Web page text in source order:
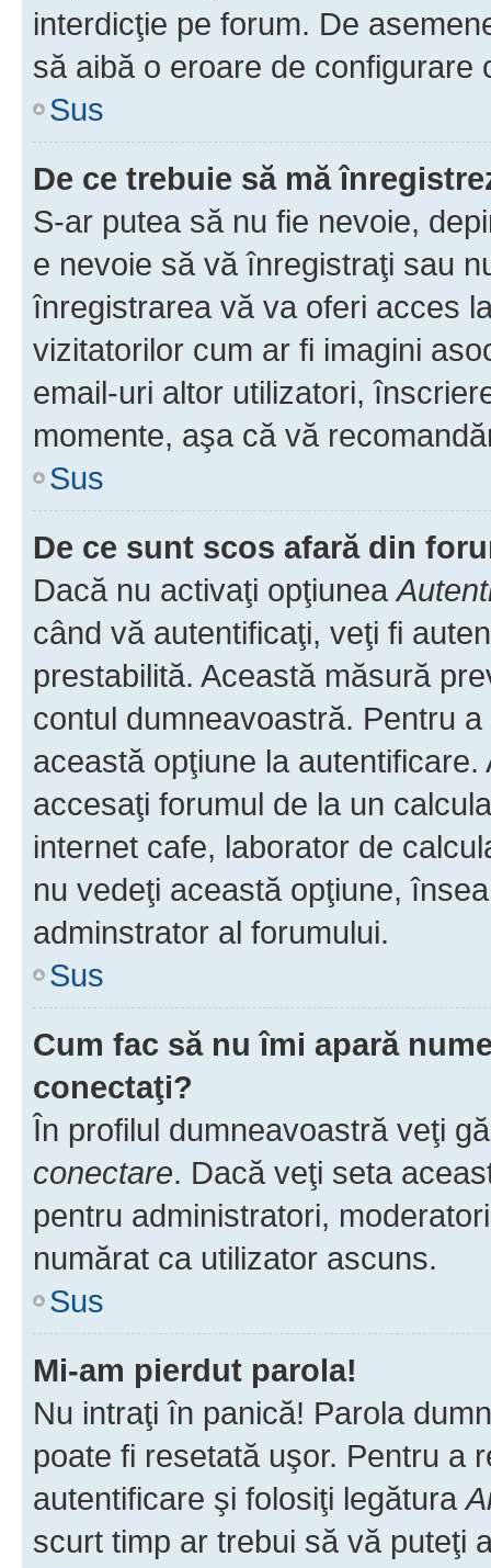
interdicţie pe forum. De
să aibă o eroare de configurare
Sus
De ce trebuie să mă
S-ar putea să nu fie nevoie,
e nevoie să vă înregistraţi sau
înregistrarea vă va oferi acces
vizitatorilor cum ar fi imagini
email-uri altor utilizatori,
momente, aşa că vă
Sus
De ce sunt scos afară din
Dacă nu activaţi opţiunea
când vă autentificaţi, veţi fi
prestabilită. Această măsură
contul dumneavoastră. Pentru
această opţiune la
accesaţi forumul de la un
internet cafe, laborator de
nu vedeţi această opţiune,
adminstrator al forumului.
Sus
Cum fac să nu îmi apară
conectaţi?
În profilul dumneavoastră veţi
conectare. Dacă veţi seta
pentru administratori,
numărat ca utilizator ascuns.
Sus
Mi-am pierdut parola!
Nu intraţi în panică! Parola
poate fi resetată uşor. Pentru a
autentificare şi folosiţi legătura
scurt timp ar trebui să vă puteţi